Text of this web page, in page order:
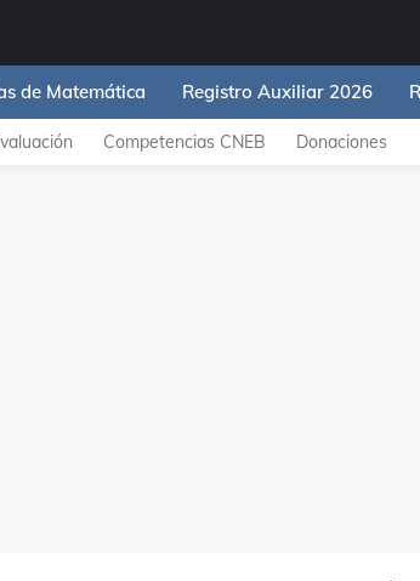
de Matemática Registro Auxiliar 2026
Competencias CNEB Donaciones